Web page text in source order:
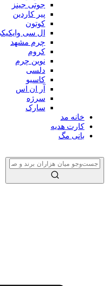
جوتی جینز
پیر کاردین
کوتون
ال سی
چرم مشهد
کروم
نوین چرم
دلسی
کاسیو
آر ان اس
سرژه
سارک
خانه مد
کارت هدیه
بانی مگ